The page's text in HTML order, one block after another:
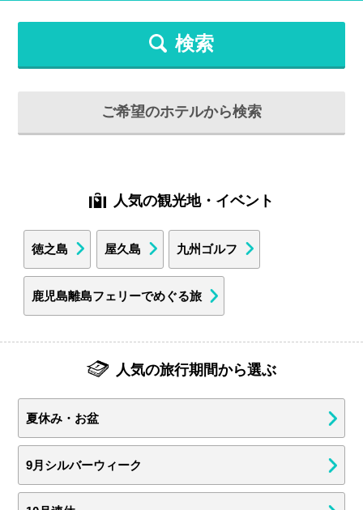
検索
ご希望のホテルから検索
人気の観光地・イベント
徳之島 屋久島 九州ゴルフ
鹿児島離島フェリーでめぐる旅
人気の旅行期間から選ぶ
夏休み・お盆
9月シルバーウィーク